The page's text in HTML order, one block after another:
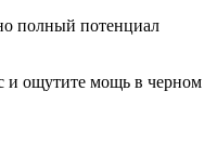
полный потенциал
и ощутите мощь в черном